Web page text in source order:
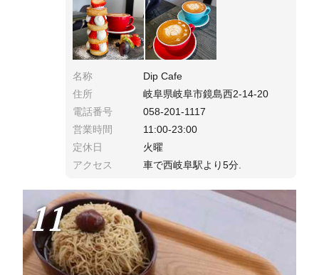
名称
Dip Cafe
住所
岐阜県岐阜市鏡島西2-14-20
電話番号
058-201-1117
営業時間
11:00-23:00
定休日
火曜
アクセス
車で西岐阜駅より5分.
11